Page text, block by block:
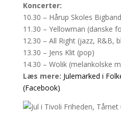
Koncerter:
10.30 – Hårup Skoles
11.30 – Yellowman (danske
12.30 – All Right (jazz, R&B,
13.30 – Jens Klit (pop)
14.30 – Wolik (melankolske
Læs mere: Julemarked i
(Facebook)